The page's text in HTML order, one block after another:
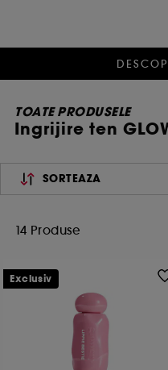
TOATE PRODUSELE
Ingrijire ten
SORTEAZA
14 Produse
Exclusiv